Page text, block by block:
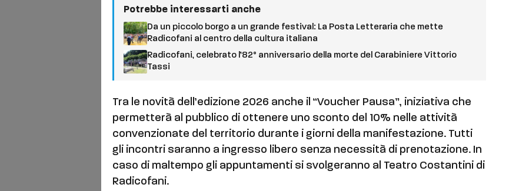
Potrebbe interessarti anche
Da un piccolo borgo a un grande festival: La Posta Letteraria che mette
Radicofani al centro della cultura italiana
Radicofani, celebrato l’82° anniversario della morte del Carabiniere Vittorio
Tassi
Tra le novità dell’edizione 2026 anche il “Voucher Pausa”, iniziativa che
permetterà al pubblico di ottenere uno sconto del 10% nelle attività
convenzionate del territorio durante i giorni della manifestazione. Tutti
gli incontri saranno a ingresso libero senza necessità di prenotazione. In
caso di maltempo gli appuntamenti si svolgeranno al Teatro Costantini di
Radicofani.